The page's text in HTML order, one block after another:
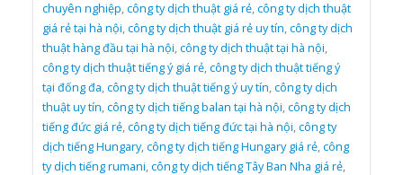
chuyên nghiệp,công ty dịch thuật giá rẻ,công ty dịch thuật
giá rẻ tại hà nội,công ty dịch thuật giá rẻ uy tín,công ty dịch
thuật hàng đầu tại hà nội,công ty dịch thuật tại hà nội,
công ty dịch thuật tiếng ý giá rẻ,công ty dịch thuật tiếng ý
tại đống đa,công ty dịch thuật tiếng ý uy tín,công ty dịch
thuật uy tín,công ty dịch tiếng balan tại hà nội,công ty dịch
tiếng đức giá rẻ,công ty dịch tiếng đức tại hà nội,công ty
dịch tiếng Hungary,công ty dịch tiếng Hungary giá rẻ,công
ty dịch tiếng rumani,công ty dịch tiếng Tây Ban Nha giá rẻ,